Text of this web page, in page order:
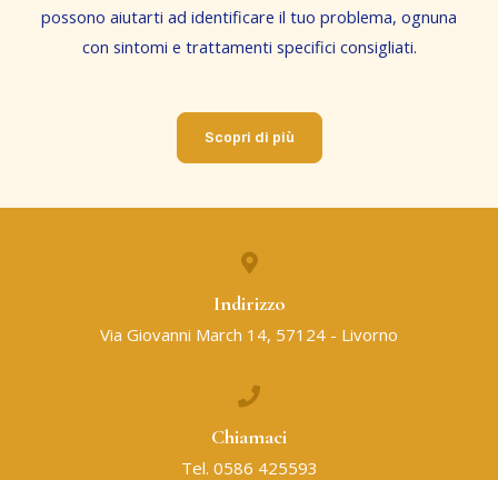
Scopri di più
possono aiutarti ad identificare il tuo problema, ognuna
con sintomi e trattamenti specifici consigliati.
Indirizzo
Via Giovanni March 14, 57124 - Livorno
Chiamaci
Tel. 0586 425593